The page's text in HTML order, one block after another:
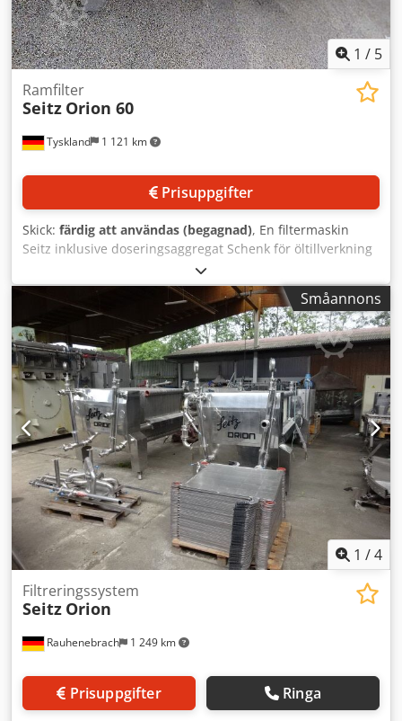
Orientering: Horisontell Grundkonstruktion: Stativ
Utrustning: Filterplattor; filterramar; omloppskammare;
uppsamlingskar med utskruv; hydraulisk pressning av
filterskikten; slangpump
1 / 5
Tyskland 1 121 km
Ramfilter
Seitz Orion 60
Prisuppgifter
Skick: färdig att användas (begagnad), En filtermaskin
Seitz inklusive doseringsaggregat Schenk för öltillverkning
finns tillgänglig. 1) Kieselgur-ramfilter Seitz Orion 60,
maximal kapacitet: 70–80 hl/h, effektiv kapacitet: ca 45
hl/h, maximal total filtreringskapacitet: ca 600 hl,
pressanordning: tvåstegs planetväxel, antal plattor: 36,
antal ändplattor: 2, plattmått X/Y: 600 mm/600 mm,
rördiameter: 50 mm, nominell bredd: NW50, maskinmått
X/Y/Z: ca 3800 mm/1100 mm/1400 mm. 2)
Doseringsaggregat Schenk DO-S120, tillverkningsår: 1971,
kapacitet: ca 160 l/h, snabbgångskapacitet: ca 320 l/h,
nominell bredd: NW50, rördiameter: 50 mm.
Dokumentation tillgänglig. Visning på plats är möjlig.
Chsdewd Talepfx Aphsa
Småannons
1 /4
Rauhenebrach 1 249 km
Filtreringssystem
Seitz Orion
Prisuppgifter Ringa